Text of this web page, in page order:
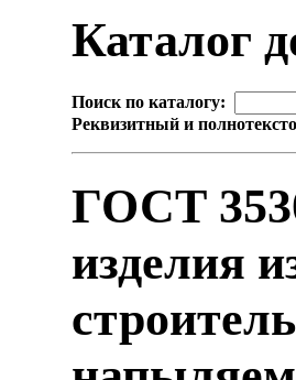
Каталог
Поиск по каталогу:
Реквизитный и
ГОСТ
изделия